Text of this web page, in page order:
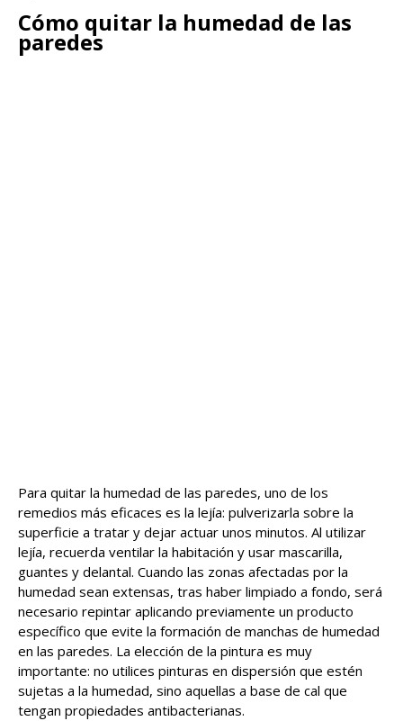
Cómo quitar la humedad de las
paredes
Para quitar la humedad de las paredes, uno de los
remedios más eficaces es la lejía: pulverizarla sobre la
superficie a tratar y dejar actuar unos minutos. Al utilizar
lejía, recuerda ventilar la habitación y usar mascarilla,
guantes y delantal. Cuando las zonas afectadas por la
humedad sean extensas, tras haber limpiado a fondo, será
necesario repintar aplicando previamente un producto
específico que evite la formación de manchas de humedad
en las paredes. La elección de la pintura es muy
importante: no utilices pinturas en dispersión que estén
sujetas a la humedad, sino aquellas a base de cal que
tengan propiedades antibacterianas.